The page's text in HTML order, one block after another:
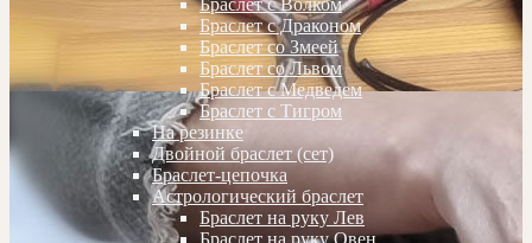
Браслет с Волком
Браслет с Драконом
Браслет со Змеей
Браслет со Львом
Браслет с Медведем
Браслет с Тигром
На резинке
Двойной браслет (сет)
Браслет-цепочка
Астрологический браслет
Браслет на руку Лев
Браслет на руку Овен